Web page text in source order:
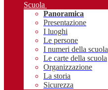
Scuola
Panoramica
Presentazione
I luoghi
Le persone
I numeri della scuola
Le carte della scuola
Organizzazione
La storia
Sicurezza